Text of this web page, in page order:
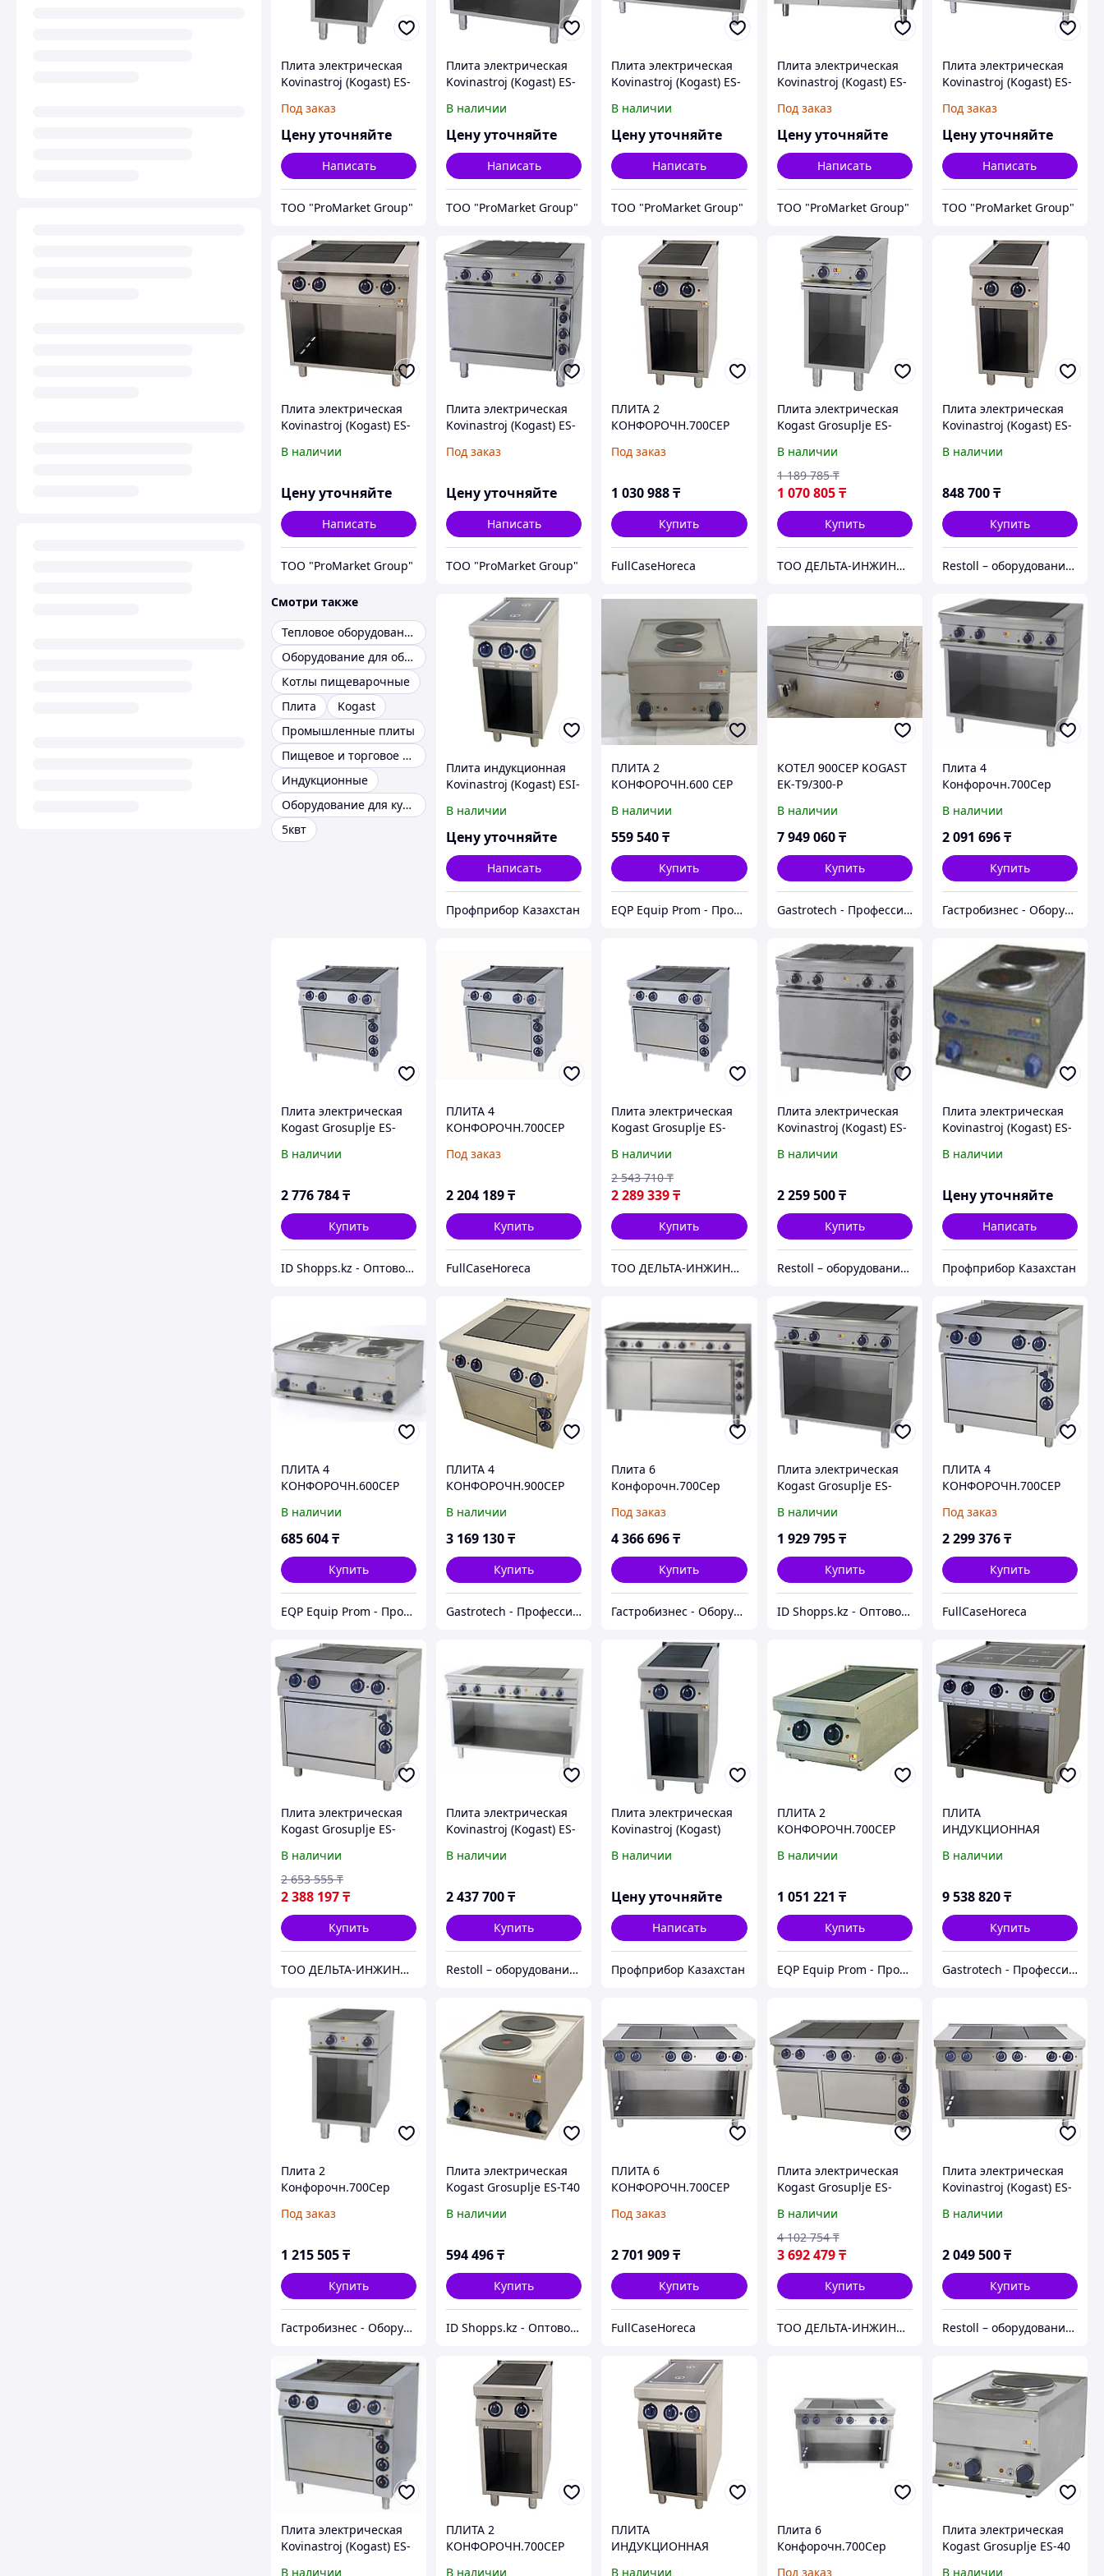
Плита электрическая
Kovinastroj (Kogast) ES-
Под заказ
Цену уточняйте
Написать
ТОО "ProMarket Group"
Плита электрическая
Kovinastroj (Kogast) ES-
В наличии
Цену уточняйте
Написать
ТОО "ProMarket Group"
Плита электрическая
Kovinastroj (Kogast) ES-
В наличии
Цену уточняйте
Написать
ТОО "ProMarket Group"
Плита электрическая
Kovinastroj (Kogast) ES-
Под заказ
Цену уточняйте
Написать
ТОО "ProMarket Group"
Плита электрическая
Kovinastroj (Kogast) ES-
Под заказ
Цену уточняйте
Написать
ТОО "ProMarket Group"
Плита электрическая
Kovinastroj (Kogast) ES-
В наличии
Цену уточняйте
Написать
ТОО "ProMarket Group"
Плита электрическая
Kovinastroj (Kogast) ES-
Под заказ
Цену уточняйте
Написать
ТОО "ProMarket Group"
ПЛИТА 2
КОНФОРОЧН.700СЕР
Под заказ
1 030 988₸
Купить
FullCaseHoreca
Плита электрическая
Kogast Grosuplje ES-
В наличии
1 070 805 ₸
1 189 785 ₸
Купить
ТОО ДЕЛЬТА-ИНЖИНИРИНГ | Оборудование и станки из России без посредников
Плита электрическая
Kovinastroj (Kogast) ES-
В наличии
848 700₸
Купить
Restoll – оборудование с гарантией
Смотри также
Тепловое оборудование
Оборудование для общепита
Котлы пищеварочные
Плита
Kogast
Промышленные плиты
Пищевое и торговое оборудование
Индукционные
Оборудование для кухни кафе
5квт
Плита индукционная
Kovinastroj (Kogast) ESI-
В наличии
Цену уточняйте
Написать
Профприбор Казахстан
ПЛИТА 2
КОНФОРОЧН.600 СЕР
В наличии
559 540₸
Купить
EQP Equip Prom - Профессиональное оборудование в Казахстане
КОТЕЛ 900СЕР KOGAST
EK-Т9/300-Р
В наличии
7 949 060 ₸
Купить
Gastrotech - Профессиональное оборудование
Плита 4
Конфорочн.700Сер
В наличии
2 091 696₸
Купить
Гастробизнес - Оборудование и Проектирование Ресторанов
Плита электрическая
Kogast Grosuplje ES-
В наличии
2 776 784₸
Купить
ID Shopps.kz - Оптово-розничный Склад
ПЛИТА 4
КОНФОРОЧН.700СЕР
Под заказ
2 204 189₸
Купить
FullCaseHoreca
Плита электрическая
Kogast Grosuplje ES-
В наличии
2 289 339₸
2 543 710 ₸
Купить
ТОО ДЕЛЬТА-ИНЖИНИРИНГ | Оборудование и станки из России без посредников
Плита электрическая
Kovinastroj (Kogast) ES-
В наличии
2 259 500 ₸
Купить
Restoll – оборудование с гарантией
Плита электрическая
Kovinastroj (Kogast) ES-
В наличии
Цену уточняйте
Написать
Профприбор Казахстан
ПЛИТА 4
КОНФОРОЧН.600СЕР
В наличии
685 604₸
Купить
EQP Equip Prom - Профессиональное оборудование в Казахстане
ПЛИТА 4
КОНФОРОЧН.900СЕР
В наличии
3 169 130₸
Купить
Gastrotech - Профессиональное оборудование
Плита 6
Конфорочн.700Сер
Под заказ
4 366 696₸
Купить
Гастробизнес - Оборудование и Проектирование Ресторанов
Плита электрическая
Kogast Grosuplje ES-
В наличии
1 929 795 ₸
Купить
ID Shopps.kz - Оптово-розничный Склад
ПЛИТА 4
КОНФОРОЧН.700СЕР
Под заказ
2 299 376₸
Купить
FullCaseHoreca
Плита электрическая
Kogast Grosuplje ES-
В наличии
2 388 197₸
2 653 555 ₸
Купить
ТОО ДЕЛЬТА-ИНЖИНИРИНГ | Оборудование и станки из России без посредников
Плита электрическая
Kovinastroj (Kogast) ES-
В наличии
2 437 700₸
Купить
Restoll – оборудование с гарантией
Плита электрическая
Kovinastroj (Kogast)
В наличии
Цену уточняйте
Написать
Профприбор Казахстан
ПЛИТА 2
КОНФОРОЧН.700СЕР
В наличии
1 051 221 ₸
Купить
EQP Equip Prom - Профессиональное оборудование в Казахстане
ПЛИТА
ИНДУКЦИОННАЯ
T49/PBA
В наличии
9 538 820₸
Купить
Gastrotech - Профессиональное оборудование
Плита 2
Конфорочн.700Сер
Под заказ
1 215 505₸
Купить
Гастробизнес - Оборудование и Проектирование Ресторанов
Плита электрическая
Kogast Grosuplje ES-T40
В наличии
594 496₸
Купить
ID Shopps.kz - Оптово-розничный Склад
ПЛИТА 6
КОНФОРОЧН.700СЕР
Под заказ
2 701 909₸
Купить
FullCaseHoreca
Плита электрическая
Kogast Grosuplje ES-
В наличии
3 692 479 ₸
4 102 754 ₸
Купить
ТОО ДЕЛЬТА-ИНЖИНИРИНГ | Оборудование и станки из России без посредников
Плита электрическая
Kovinastroj (Kogast) ES-
В наличии
2 049 500₸
Купить
Restoll – оборудование с гарантией
Плита электрическая
Kovinastroj (Kogast) ES-
В наличии
ПЛИТА 2
КОНФОРОЧН.700СЕР
В наличии
ПЛИТА
ИНДУКЦИОННАЯ
В наличии
Плита 6
Конфорочн.700Сер
Под заказ
Плита электрическая
Kogast Grosuplje ES-40
В наличии